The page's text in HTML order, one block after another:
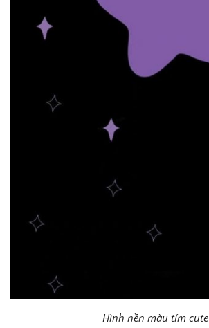
Hình nền màu tím cute